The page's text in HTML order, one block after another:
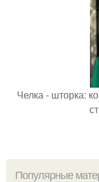
Челка - шторка:
Популярные